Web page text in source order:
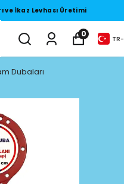
ve İkaz Levhası Üretimi
0
TR-
Dubaları